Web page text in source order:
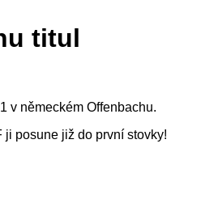
titul
v německém Offenbachu.
posune již do první stovky!